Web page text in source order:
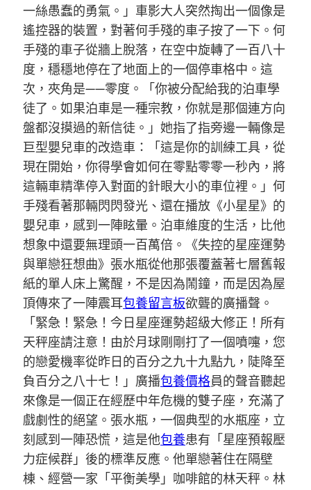
一絲愚蠢的勇氣。」車影大人突然掏出一個像是
遙控器的裝置，對著何手殘的車子按了一下。何
手殘的車子從牆上脫落，在空中旋轉了一百八十
度，穩穩地停在了地面上的一個停車格中。這
次，夾角是——零度。「你被分配給我的泊車學
徒了。如果泊車是一種宗教，你就是那個連方向
盤都沒摸過的新信徒。」她指了指旁邊一輛像是
巨型嬰兒車的改造車：「這是你的訓練工具，從
現在開始，你得學會如何在零點零零一秒內，將
這輛車精準停入對面的針眼大小的車位裡。」何
手殘看著那輛閃閃發光、還在播放《小星星》的
嬰兒車，感到一陣眩暈。泊車維度的生活，比他
想象中還要無理頭一百萬倍。《失控的星座運勢
與單戀狂想曲》張水瓶從他那張覆蓋著七層舊報
紙的單人床上驚醒，不是因為鬧鐘，而是因為屋
頂傳來了一陣震耳包養留言板欲聾的廣播聲。
「緊急！緊急！今日星座運勢超級大修正！所有
天秤座請注意！由於月球剛剛打了一個噴嚏，您
的戀愛機率從昨日的百分之九十九點九，陡降至
負百分之八十七！」廣播包養價格員的聲音聽起
來像是一個正在經歷中年危機的雙子座，充滿了
戲劇性的絕望。張水瓶，一個典型的水瓶座，立
刻感到一陣恐慌，這是他包養患有「星座預報壓
力症候群」後的標準反應。他單戀著住在隔壁
棟、經營一家「平衡美學」咖啡館的林天秤。林